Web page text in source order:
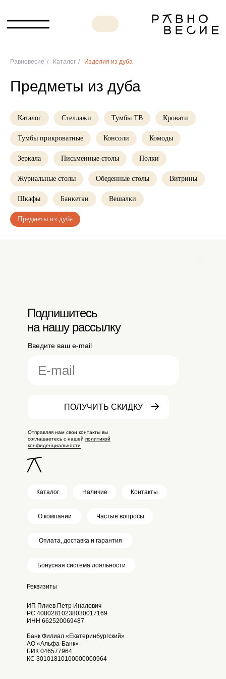
Равновесие / Каталог / Изделия из дуба
Предметы из дуба
Каталог Стеллажи Тумбы ТВ Кровати
Тумбы прикроватные Консоли Комоды
Зеркала Письменные столы Полки
Журнальные столы Обеденные столы Витрины
Шкафы Банкетки Вешалки
Предметы из дуба
Отправляя нам свои контакты вы
соглашаетесь с нашей политикой
конфиденциальности
Введите ваш e-mail
ПОЛУЧИТЬ СКИДКУ
Подпишитесь
на нашу рассылку
Каталог Наличие Контакты
О компании
Оплата, доставка и гарантия
Частые вопросы
Бонусная система лояльности
ИП Плиев Петр Иналович
РС 40802810238030017169
ИНН 662520069487
Банк Филиал «Екатеринбургский»
АО «Альфа-Банк»
БИК 046577964
КС 30101810100000000964
Реквизиты